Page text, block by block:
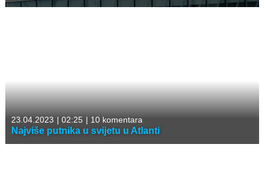
23.04.2023 | 02:25 | 10 komentara
Najviše putnika u svijetu u Atlanti